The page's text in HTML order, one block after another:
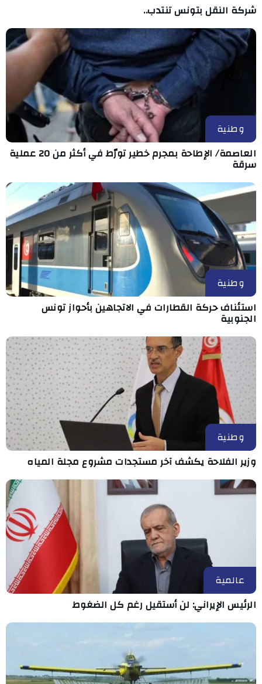
شركة النقل بتونس تنتدب..
وطنية
العاصمة/ الإطاحة بمجرم خطير تورّط في أكثر من 20 عملية
سرقة
وطنية
استئناف حركة القطارات في الاتجاهين بأحواز تونس
الجنوبية
وطنية
وزير الفلاحة يكشف آخر مستجدات مشروع مجلة المياه
عالمية
الرئيس الإيراني: لن أستقيل رغم كل الضغوط